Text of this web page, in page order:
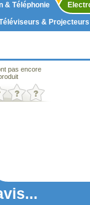
& Téléphonie
& Projecteurs
pas encore